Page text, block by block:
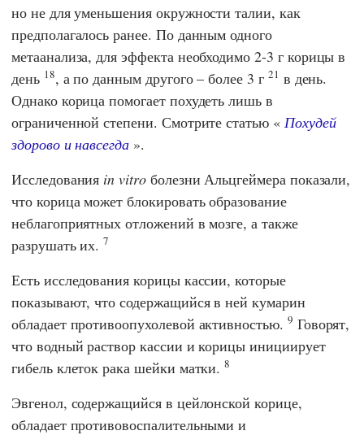
но не для уменьшения окружности талии, как
предполагалось ранее. По данным одного
метаанализа, для эффекта необходимо 2-3 г корицы в
день 18, а по данным другого – более 3 г 21 в день.
Однако корица помогает похудеть лишь в
ограниченной степени. Смотрите статью « Похудей
здорово и навсегда ».
Исследования in vitroболезни Альцгеймера показали,
что корица может блокировать образование
неблагоприятных отложений в мозге, а также
разрушать их.7
Есть исследования корицы кассии, которые
показывают, что содержащийся в ней кумарин
обладает противоопухолевой активностью. 9 Говорят,
что водный раствор кассии и корицы инициирует
гибель клеток рака шейки матки.8
Эвгенол, содержащийся в цейлонской корице,
обладает противовоспалительными и